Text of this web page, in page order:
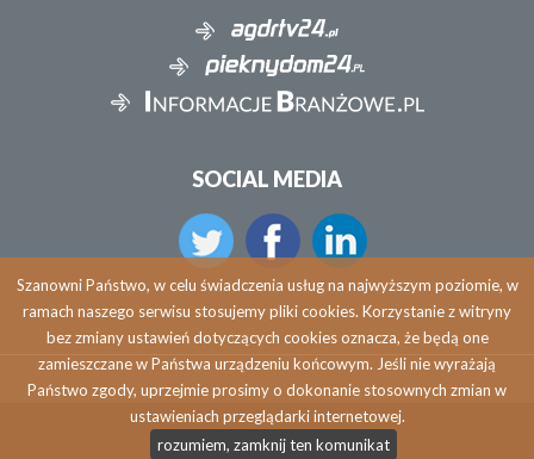
SOCIAL MEDIA
Copyright © 2026 agdrtv24.pl
Szanowni Państwo, w celu świadczenia usług na najwyższym poziomie, w
ramach naszego serwisu stosujemy pliki cookies. Korzystanie z witryny
bez zmiany ustawień dotyczących cookies oznacza, że będą one
zamieszczane w Państwa urządzeniu końcowym. Jeśli nie wyrażają
Państwo zgody, uprzejmie prosimy o dokonanie stosownych zmian w
ustawieniach przeglądarki internetowej.
rozumiem, zamknij ten komunikat